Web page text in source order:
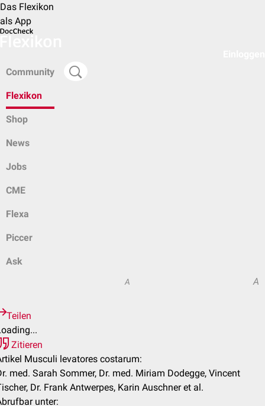
Das Flexikon
als App
Community
Flexikon
Shop
News
Jobs
CME
Flexa
Piccer
Ask
A A
Teilen
Zitieren
Musculi levatores costarum:
med. Sarah Sommer, Dr. med. Miriam Dodegge, Vincent
Dr. Frank Antwerpes, Karin Auschner et al.
unter: